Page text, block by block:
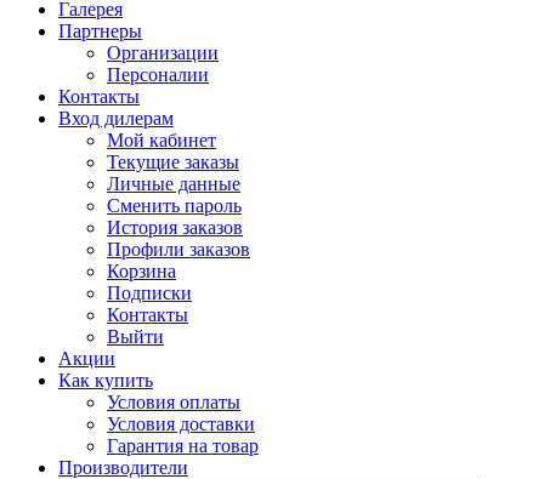
Галерея
Партнеры
Организации
Персоналии
Контакты
Вход дилерам
Мой кабинет
Текущие заказы
Личные данные
Сменить пароль
История заказов
Профили заказов
Корзина
Подписки
Контакты
Выйти
Акции
Как купить
Условия оплаты
Условия доставки
Гарантия на товар
Производители